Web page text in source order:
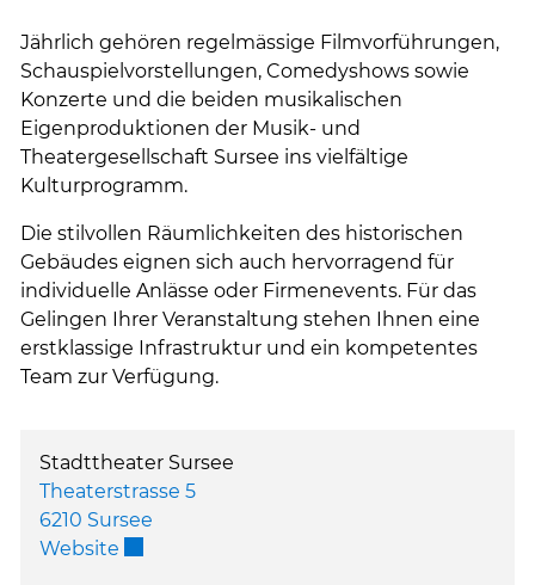
Jährlich gehören regelmässige Filmvorführungen,
Schauspielvorstellungen, Comedyshows sowie
Konzerte und die beiden musikalischen
Eigenproduktionen der Musik- und
Theatergesellschaft Sursee ins vielfältige
Kulturprogramm.
Die stilvollen Räumlichkeiten des historischen
Gebäudes eignen sich auch hervorragend für
individuelle Anlässe oder Firmenevents. Für das
Gelingen Ihrer Veranstaltung stehen Ihnen eine
erstklassige Infrastruktur und ein kompetentes
Team zur Verfügung.
Stadttheater Sursee
Theaterstrasse 5
6210 Sursee
Website